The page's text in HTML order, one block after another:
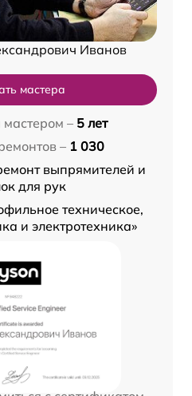
Иванов
мастера
– 5 лет
– 1 030
выпрямителей и
для рук
техническое,
и электротехника»